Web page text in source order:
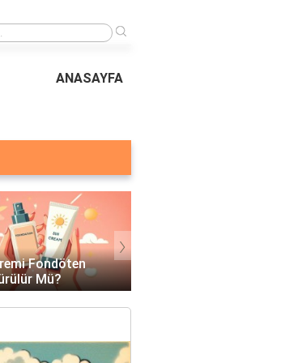
Güneş Kremi Sürülür mü?
ANASAYFA
Gerçek Olup
Nasıl Anlaşılır?
›
Altına Sürülür Mü?